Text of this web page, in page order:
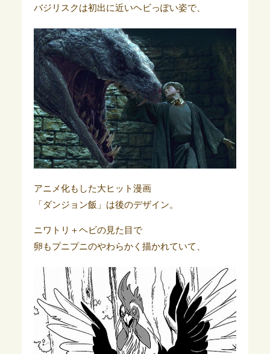
バジリスクは初出に近いヘビっぽい姿で、
アニメ化もした大ヒット漫画
「ダンジョン飯」は後のデザイン。
ニワトリ＋ヘビの見た目で
卵もプニプニのやわらかく描かれていて、